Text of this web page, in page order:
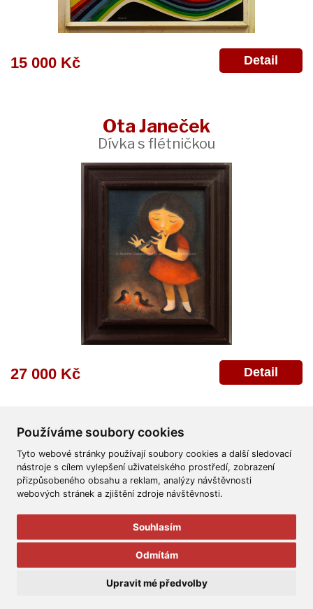
Používáme soubory cookies
Tyto webové stránky používají soubory cookies a další sledovací
nástroje s cílem vylepšení uživatelského prostředí, zobrazení
přizpůsobeného obsahu a reklam, analýzy návštěvnosti
webových stránek a zjištění zdroje návštěvnosti.
Souhlasím
Odmítám
Upravit mé předvolby
15 000 Kč Detail
Ota Janeček
Dívka s flétničkou
27 000 Kč Detail
Všeobecné obchodní podmínky Reklamační řád
Ochrana osobních údajů
Všechna práva vyhrazena.